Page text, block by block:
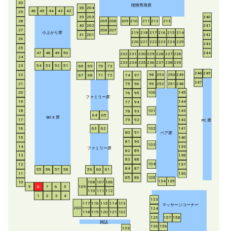
小上がり席
BO X 席
ファミリー席
ファミリー席
喫煙専用席
ペア席
PC 席
マッサージコーナー
雑誌
1 2 3 4
5
6
7
8
9
10
11
12
13
14
15
16
17
18
19
20
21
22
23
24
25
26
27
28
29
30
38
39
40
41
42
43
44
45
46
47 48 49 50
51
52
53
54
55 56 57 58 59 60 61
62
63
64 65
66
67
68
69
70
71
72
73
74
75
76
77
78
79
80
81
82
83
84
85 86
87
88
89
90
91
92
93
94
95
96
97
98
99
100
101
102
103
104
105
106
107
108
109
110 111 112
113
114
115
116
117
118 119 120 121 122
123
124
125
126
133
134 135
136
137
138
139
140
141
142
143
144
145
156
157 158
200
201
202
203
204
205
206 207
208 209 210 211 212 213
214
215
216
217
218
219
220 221 222 223 224 225
226
227
228
229
230
231
232
233 234 235 236 237 238 239
240
241
242
243
244
245
246
247
248
249
250
251
252
253